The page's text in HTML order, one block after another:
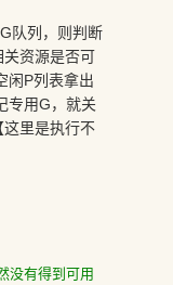
队列，则判断
资源是否可
闲P列表拿出
专用G，就关
里是执行不
没有得到可用